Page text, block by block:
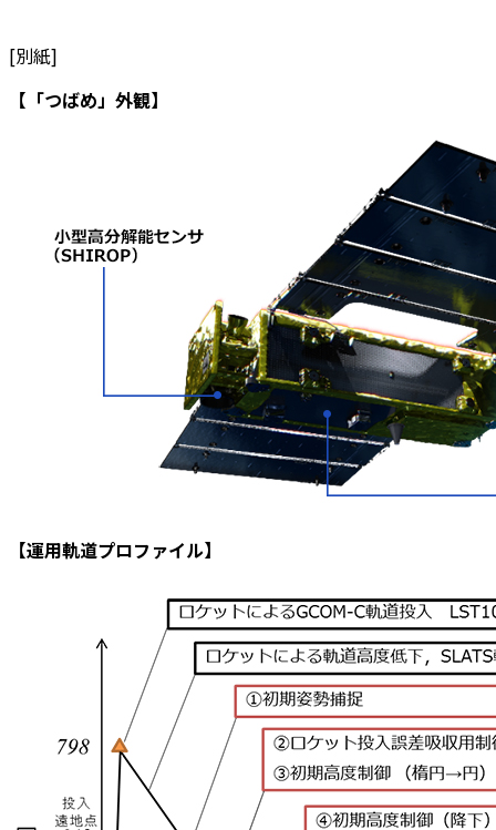
[別紙]
【「つばめ」外観】
【運用軌道プロファイル】